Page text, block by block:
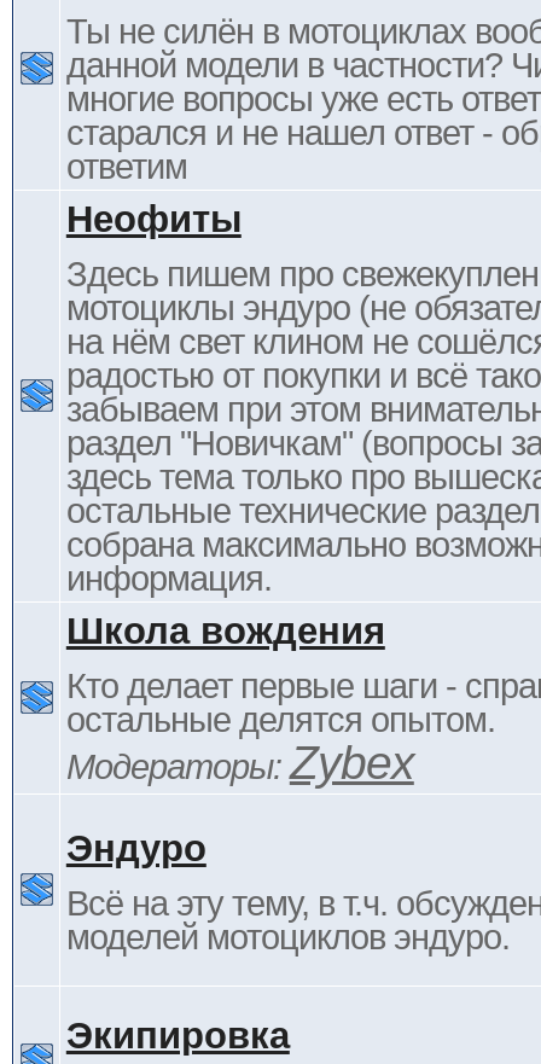
Ты не силён в мотоциклах
данной модели в частности?
многие вопросы уже есть
старался и не нашел ответ -
ответим
Неофиты
Здесь пишем про
мотоциклы эндуро (не
на нём свет клином не
радостью от покупки и всё
забываем при этом
раздел "Новичкам" (вопросы
здесь тема только про
остальные технические
собрана максимально
информация.
Школа вождения
Кто делает первые шаги -
остальные делятся опытом.
Модераторы:Zybex
Эндуро
Всё на эту тему, в т.ч.
моделей мотоциклов эндуро.
Экипировка